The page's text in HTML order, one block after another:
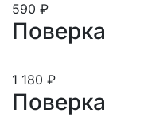
590 ₽
Поверка
1 180 ₽
Поверка